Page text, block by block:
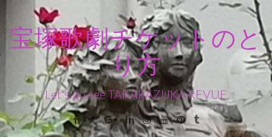
ン
ス
キ
宝塚歌劇チケットのと
り方
Let's go see TAKARAZUKA REVUE
Facebook
TwitterGoogle+LinkedinInstagram
YoutubePinterest
Tumblr